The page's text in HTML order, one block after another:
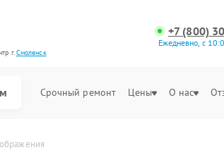
г.Смоленск
+7 (800)
Ежедневно, с
Срочный ремонт Цены О нас